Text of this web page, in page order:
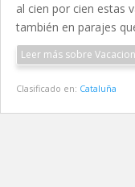
al cien por cien estas
también en parajes
Leer más sobre
Clasificado en: Cataluña